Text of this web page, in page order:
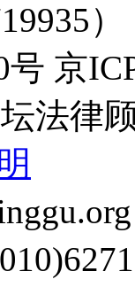
）
号 京
坛法律